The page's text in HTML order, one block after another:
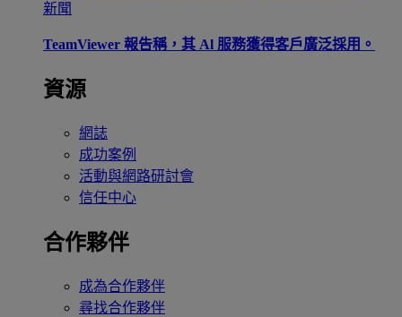
新聞
TeamViewer 報告稱，其 Al 服務獲得客戶廣泛採用。
資源
網誌
成功案例
活動與網路研討會
信任中心
合作夥伴
成為合作夥伴
尋找合作夥伴